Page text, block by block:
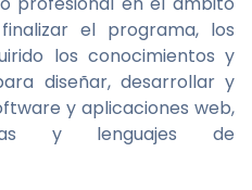
el programa, los
los conocimientos y
diseñar, desarrollar y
y aplicaciones web,
y lenguajes de